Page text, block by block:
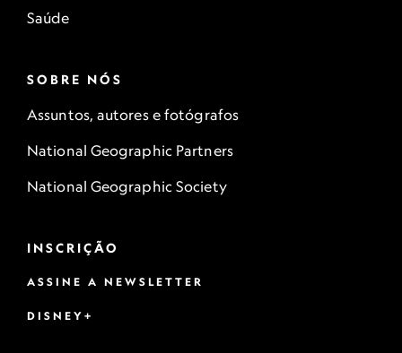
Saúde
SOBRE NÓS
Assuntos, autores e fotógrafos
National Geographic Partners
National Geographic Society
INSCRIÇÃO
ASSINE A NEWSLETTER
DISNEY+